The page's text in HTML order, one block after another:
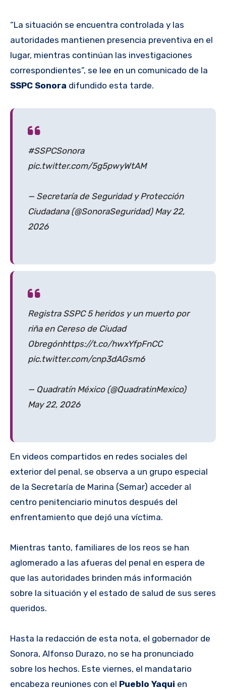
“La situación se encuentra controlada y las
autoridades mantienen presencia preventiva en el
lugar, mientras continúan las investigaciones
correspondientes”, se lee en un comunicado de la
SSPC Sonora difundido esta tarde.
#SSPCSonora
pic.twitter.com/5g5pwyWtAM
— Secretaría de Seguridad y Protección
Ciudadana (@SonoraSeguridad) May 22,
2026
Registra SSPC 5 heridos y un muerto por
riña en Cereso de Ciudad
Obregónhttps://t.co/hwxYfpFnCC
pic.twitter.com/cnp3dAGsm6
— Quadratín México (@QuadratinMexico)
May 22, 2026
En videos compartidos en redes sociales del
exterior del penal, se observa a un grupo especial
de la Secretaría de Marina (Semar) acceder al
centro penitenciario minutos después del
enfrentamiento que dejó una víctima.
Mientras tanto, familiares de los reos se han
aglomerado a las afueras del penal en espera de
que las autoridades brinden más información
sobre la situación y el estado de salud de sus seres
queridos.
Hasta la redacción de esta nota, el gobernador de
Sonora, Alfonso Durazo, no se ha pronunciado
sobre los hechos. Este viernes, el mandatario
encabeza reuniones con el Pueblo Yaqui en